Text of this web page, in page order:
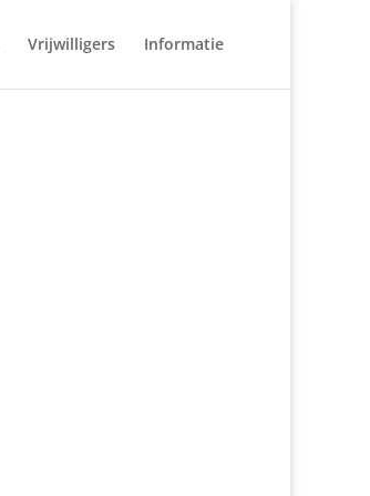
Vrijwilligers Informatie